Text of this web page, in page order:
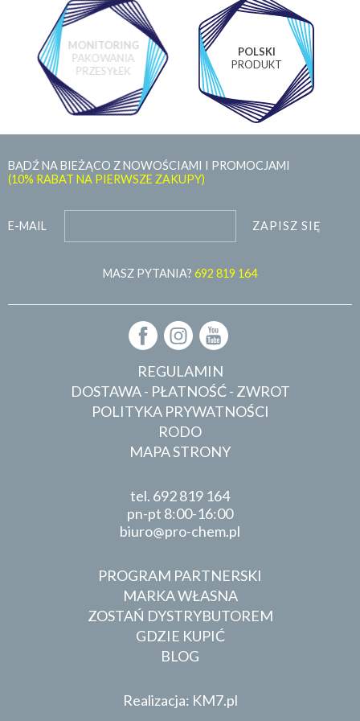
MONITORING
PAKOWANIA
PRZESYŁEK
POLSKI
PRODUKT
BĄDŹ NA BIEŻĄCO Z NOWOŚCIAMI I PROMOCJAMI
(10% RABAT NA PIERWSZE ZAKUPY)
E-MAIL ZAPISZ SIĘ
MASZ PYTANIA? 692 819 164
REGULAMIN
DOSTAWA - PŁATNOŚĆ - ZWROT
POLITYKA PRYWATNOŚCI
RODO
MAPA STRONY
tel. 692 819 164
pn-pt 8:00-16:00
biuro
pro-chem.pl
PROGRAM PARTNERSKI
MARKA WŁASNA
ZOSTAŃ DYSTRYBUTOREM
GDZIE KUPIĆ
BLOG
Realizacja: KM7.pl